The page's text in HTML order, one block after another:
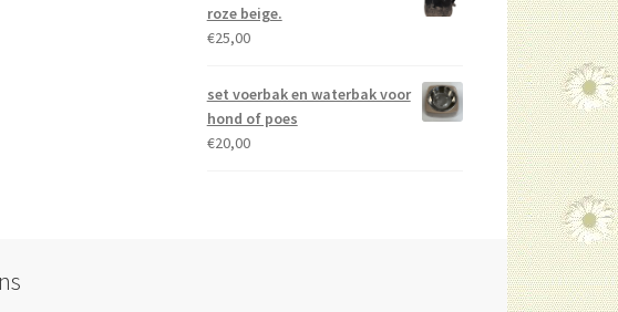
roze beige.
€25,00
set voerbak en waterbak voor
hond of poes
€20,00